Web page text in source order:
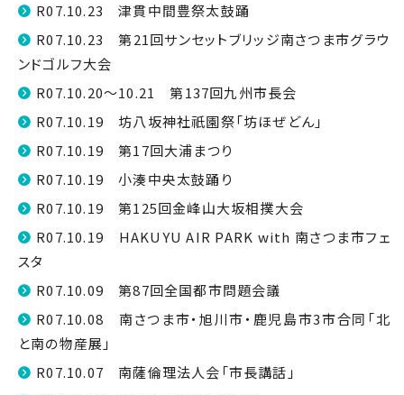
R07.10.23 津貫中間豊祭太鼓踊
R07.10.23 第21回サンセットブリッジ南さつま市グラウ
ンドゴルフ大会
R07.10.20～10.21 第137回九州市長会
R07.10.19 坊八坂神社祇園祭「坊ほぜどん」
R07.10.19 第17回大浦まつり
R07.10.19 小湊中央太鼓踊り
R07.10.19 第125回金峰山大坂相撲大会
R07.10.19 HAKUYU AIR PARK with 南さつま市フェ
スタ
R07.10.09 第87回全国都市問題会議
R07.10.08 南さつま市・旭川市・鹿児島市3市合同「北
と南の物産展」
R07.10.07 南薩倫理法人会「市長講話」